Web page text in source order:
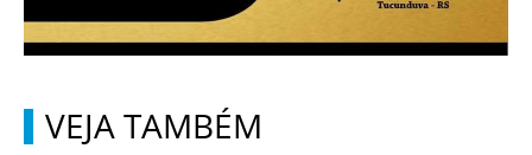
VEJA TAMBÉM